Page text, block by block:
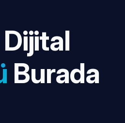
Burada